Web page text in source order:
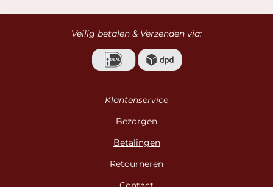
Veilig betalen & Verzenden via:
Klantenservice
Bezorgen
Betalingen
Retourneren